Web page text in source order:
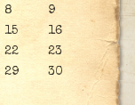
8
9
15
16
22
23
29
30